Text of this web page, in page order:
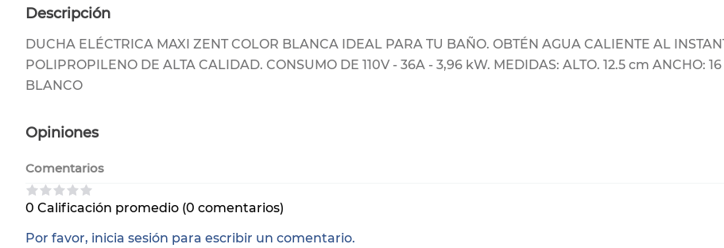
Descripción
DUCHA ELÉCTRICA MAXI ZENT COLOR BLANCA IDEAL PARA TU BAÑO. OBTÉN AGUA CALIENTE AL
POLIPROPILENO DE ALTA CALIDAD. CONSUMO DE 110V - 36A - 3,96 kW. MEDIDAS: ALTO. 12.5 cm ANCHO:
BLANCO
Opiniones
Comentarios
0 Calificación promedio (0 comentarios)
Por favor, inicia sesión para escribir un comentario.